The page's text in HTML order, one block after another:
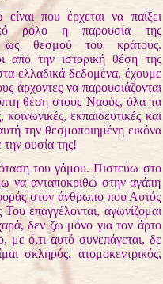
που έρχεται να παίξει
ρόλο η παρουσία της
ως θεσμού του κράτους.
από την ιστορική θέση της
ελλαδικά δεδομένα, έχουμε
άρχοντες να παρουσιάζονται
θέση στους Ναούς, όλα τα
εκπαιδευτικές και
την θεσμοποιημένη εικόνα
την ουσία της!
του γάμου. Πιστεύω στο
να ανταποκριθώ στην αγάπη
στον άνθρωπο που Αυτός
επαγγέλονται, αγωνίζομαι
δεν ζω μόνο για τον άρτο
με ό,τι αυτό συνεπάγεται, δε
σκληρός, ατομοκεντρικός,